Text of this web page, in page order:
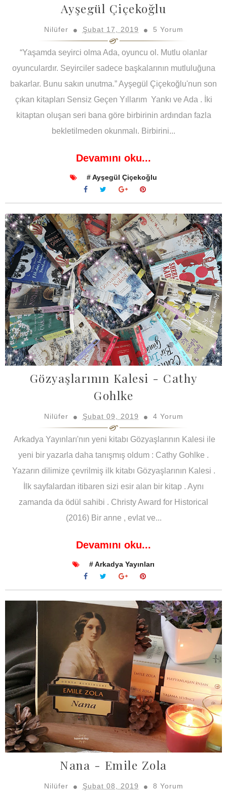
Ayşegül Çiçekoğlu
Nilüfer Şubat 17, 2019 5 Yorum
“Yaşamda seyirci olma Ada, oyuncu ol. Mutlu olanlar
oyunculardır. Seyirciler sadece başkalarının mutluluğuna
bakarlar. Bunu sakın unutma.” Ayşegül Çiçekoğlu'nun son
çıkan kitapları Sensiz Geçen Yıllarım Yankı ve Ada . İki
kitaptan oluşan seri bana göre birbirinin ardından fazla
bekletilmeden okunmalı. Birbirini...
Devamını oku...
# Ayşegül Çiçekoğlu
Gözyaşlarının Kalesi - Cathy
Gohlke
Nilüfer Şubat 09, 2019 4 Yorum
Arkadya Yayınları'nın yeni kitabı Gözyaşlarının Kalesi ile
yeni bir yazarla daha tanışmış oldum : Cathy Gohlke .
Yazarın dilimize çevrilmiş ilk kitabı Gözyaşlarının Kalesi .
İlk sayfalardan itibaren sizi esir alan bir kitap . Aynı
zamanda da ödül sahibi . Christy Award for Historical
(2016) Bir anne , evlat ve...
Devamını oku...
# Arkadya Yayınları
Nana - Emile Zola
Nilüfer Şubat 08, 2019 8 Yorum